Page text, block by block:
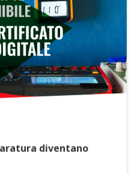
diventano